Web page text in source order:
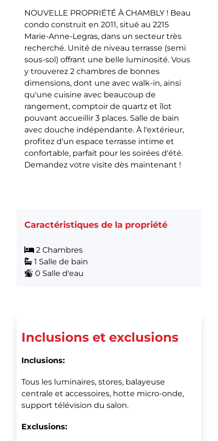
NOUVELLE PROPRIÉTÉ À CHAMBLY ! Beau
condo construit en 2011, situé au 2215
Marie-Anne-Legras, dans un secteur très
recherché. Unité de niveau terrasse (semi
sous-sol) offrant une belle luminosité. Vous
y trouverez 2 chambres de bonnes
dimensions, dont une avec walk-in, ainsi
qu'une cuisine avec beaucoup de
rangement, comptoir de quartz et îlot
pouvant accueillir 3 places. Salle de bain
avec douche indépendante. À l'extérieur,
profitez d'un espace terrasse intime et
confortable, parfait pour les soirées d'été.
Demandez votre visite dès maintenant !
Caractéristiques de la propriété
2 Chambres
1 Salle de bain
0 Salle d'eau
Inclusions et exclusions
Inclusions:
Tous les luminaires, stores, balayeuse
centrale et accessoires, hotte micro-onde,
support télévision du salon.
Exclusions: